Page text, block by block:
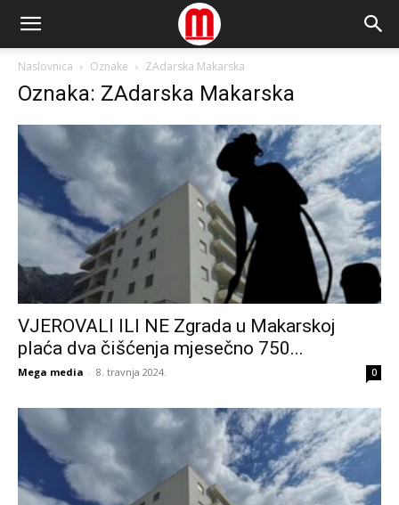
Naslovnica Oznake ZAdarska Makarska
Oznaka: ZAdarska Makarska
VJEROVALI ILI NE Zgrada u Makarskoj
plaća dva čišćenja mjesečno 750...
Mega media - 8. travnja 2024. 0